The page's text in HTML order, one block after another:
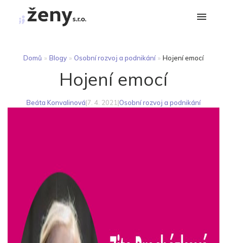
Domů » Blogy » Osobní rozvoj a podnikání » Hojení emocí
Hojení emocí
Beáta Konvalinová|7. 4. 2021 |Osobní rozvoj a podnikání